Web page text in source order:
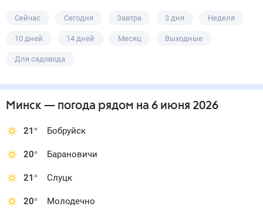
Сейчас Сегодня Завтра 3 дня Неделя
10 дней 14 дней Месяц Выходные
Для садовода
Минск — погода рядом на 6 июня 2026
21° Бобруйск
20° Барановичи
21° Слуцк
20° Молодечно